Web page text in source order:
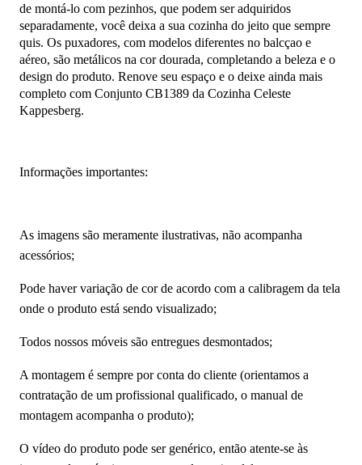
de montá-lo com pezinhos, que podem ser adquiridos
separadamente, você deixa a sua cozinha do jeito que sempre
quis. Os puxadores, com modelos diferentes no balcçao e
aéreo, são metálicos na cor dourada, completando a beleza e o
design do produto. Renove seu espaço e o deixe ainda mais
completo com Conjunto CB1389 da Cozinha Celeste
Kappesberg.
Informações importantes:
As imagens são meramente ilustrativas, não acompanha
acessórios;
Pode haver variação de cor de acordo com a calibragem da tela
onde o produto está sendo visualizado;
Todos nossos móveis são entregues desmontados;
A montagem é sempre por conta do cliente (orientamos a
contratação de um profissional qualificado, o manual de
montagem acompanha o produto);
O vídeo do produto pode ser genérico, então atente-se às